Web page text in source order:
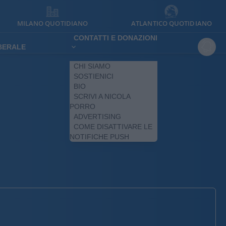
MILANO QUOTIDIANO ATLANTICO QUOTIDIANO
CONTATTI E DONAZIONI
CHI SIAMO
SOSTIENICI
BIO
SCRIVI A NICOLA
PORRO
ADVERTISING
COME DISATTIVARE LE
NOTIFICHE PUSH